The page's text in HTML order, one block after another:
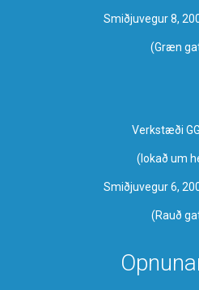
Smiðjuvegur 8,
(Græn
Verkstæði
​(lokað um
Smiðjuvegur 6,
(Rauð